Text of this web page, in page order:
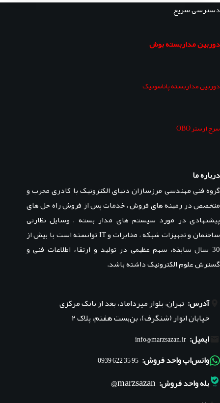
دسترسی سریع
دوربین مداربسته بوش
دوربین مداربسته پاناسونیک
سرج ارستر OBO
درباره ما
گروه فنی مهندسی مرزسازان دنیای الکترونیک با کادری مجرب و
متخصص در زمینه های فروش ، خدمات پس از فروش راه حل های
پیشنهادی در مورد سیستم های مدار بسته ، وسایل نظارتی
ساختمان و تجهیزات شبکه ، مخابرات و IT توانسته است با بیش از
30 سال سابقه، سهم عظیمی در تولید و ارتقاء اطلاعات فنی و
گسترش علوم الکترونیک داشته باشد.
آدرس: تهران، بلوار میرداماد، بعد از بانک مرکزی
خیابان انوار (شنگرف)، بن‌بست هفتم، پلاک ۲
ایمیل: info@marzsazan.ir
واتس‌اپ واحد فروش: 95 35 622 0939
بله واحد فروش: marzsazan@